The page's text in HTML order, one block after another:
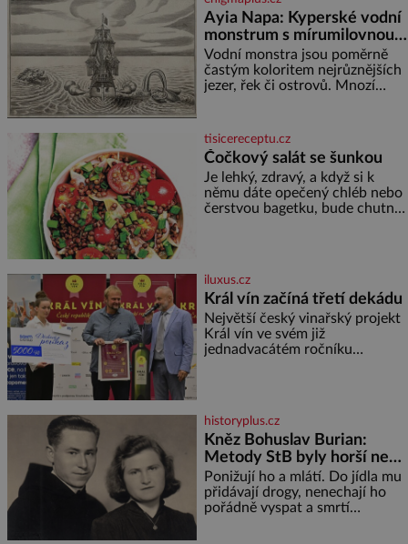
Ayia Napa: Kyperské vodní
monstrum s mírumilovnou
povahou
Vodní monstra jsou poměrně
častým koloritem nejrůznějších
jezer, řek či ostrovů. Mnozí
přitáhnout k němu pozornost
záhadám nakloněných turi
tisicereceptu.cz
Čočkový salát se šunkou
Je lehký, zdravý, a když si k
němu dáte opečený chléb nebo
čerstvou bagetku, bude chutnat
cibule 2 lžíce
iluxus.cz
Král vín začíná třetí dekádu
Největší český vinařský projekt
Král vín ve svém již
jednadvacátém ročníku
historyplus.cz
Kněz Bohuslav Burian:
Metody StB byly horší než
gestapácké trýznění
Ponižují ho a mlátí. Do jídla mu
přidávají drogy, nenechají ho
pořádně vyspat a smrtí